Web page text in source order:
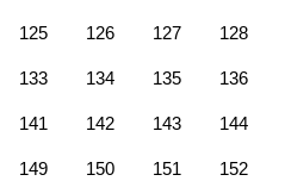
125 126 127 128
133 134 135 136
141 142 143 144
149 150 151 152